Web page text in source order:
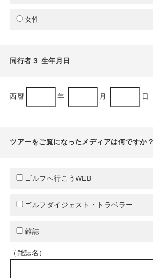
女性
同行者３ 生年月日
西暦 年 月 日
ツアーをご覧になったメディアは何ですか？
ゴルフへ行こうWEB
ゴルフダイジェスト・トラベラー
雑誌
（雑誌名）